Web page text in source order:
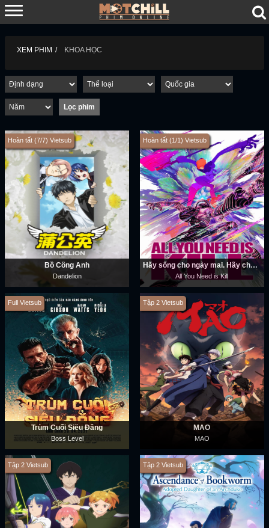
XEM PHIM KHOA HỌC
Hoàn tất (7/7) Vietsub
Bồ Công Anh
Dandelion
Hoàn tất (1/1) Vietsub
Hãy sống cho ngày mai. Hãy chết hôm nay.
All You Need is Kill
Full Vietsub
Trùm Cuối Siêu Đẳng
Boss Level
Tập 2 Vietsub
MAO
MAO
Tập 2 Vietsub Tập 2 Vietsub